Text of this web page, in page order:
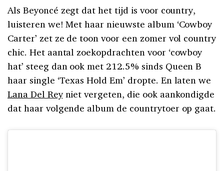
Als Beyoncé zegt dat het tijd is voor country,
luisteren we! Met haar nieuwste album ‘Cowboy
Carter’ zet ze de toon voor een zomer vol country
chic. Het aantal zoekopdrachten voor ‘cowboy
hat’ steeg dan ook met 212.5% sinds Queen B
haar single ‘Texas Hold Em’ dropte. En laten we
Lana Del Reyniet vergeten, die ook aankondigde
dat haar volgende album de countrytoer op gaat.